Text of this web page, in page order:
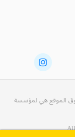
الموقع هي لمؤسسة